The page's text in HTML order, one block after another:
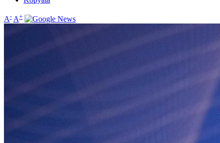
A- A+